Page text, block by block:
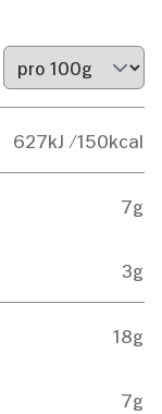
627kJ /150kcal
7g
3g
18g
7g